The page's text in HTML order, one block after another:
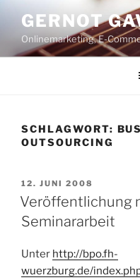
Inhalt
springen
GERNOT
Onlinemarketing, E-
SCHLAGWORT:
OUTSOURCING
VERÖFFENTLICHT
AM
12. JUNI 2008
Veröffentlichung
Seminararbeit
Unter http://bpo.fh-
wuerzburg.de/